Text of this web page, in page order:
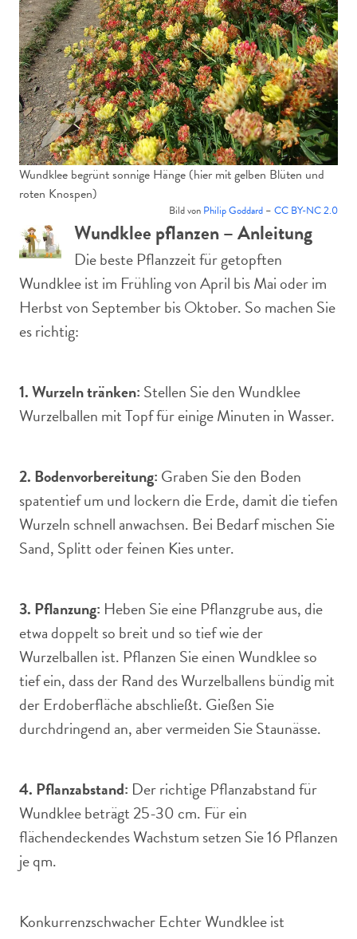
Wundklee begrünt sonnige Hänge (hier mit gelben Blüten und
roten Knospen)
Bild von Philip Goddard – CC BY-NC 2.0
Wundklee pflanzen – Anleitung
Die beste Pflanzzeit für getopften
Wundklee ist im Frühling von April bis Mai oder im
Herbst von September bis Oktober. So machen Sie
es richtig:
1. Wurzeln tränken: Stellen Sie den Wundklee
Wurzelballen mit Topf für einige Minuten in Wasser.
2. Bodenvorbereitung: Graben Sie den Boden
spatentief um und lockern die Erde, damit die tiefen
Wurzeln schnell anwachsen. Bei Bedarf mischen Sie
Sand, Splitt oder feinen Kies unter.
3. Pflanzung: Heben Sie eine Pflanzgrube aus, die
etwa doppelt so breit und so tief wie der
Wurzelballen ist. Pflanzen Sie einen Wundklee so
tief ein, dass der Rand des Wurzelballens bündig mit
der Erdoberfläche abschließt. Gießen Sie
durchdringend an, aber vermeiden Sie Staunässe.
4. Pflanzabstand: Der richtige Pflanzabstand für
Wundklee beträgt 25-30 cm. Für ein
flächendeckendes Wachstum setzen Sie 16 Pflanzen
je qm.
Konkurrenzschwacher Echter Wundklee ist